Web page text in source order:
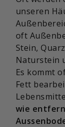
unseren
oft
Stein,
Naturstein
Es kommt
Fett
wie